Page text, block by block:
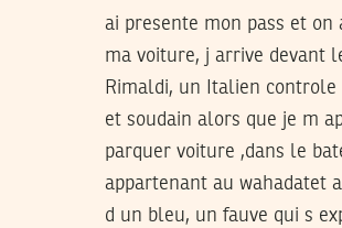
ai presente mon pass et on
ma voiture, j arrive devant
Rimaldi, un Italien controle
et soudain alors que je m
parquer voiture ,dans le
appartenant au wahadatet
d un bleu, un fauve qui s